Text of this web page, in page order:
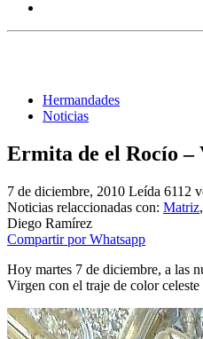
Hermandades
Noticias
Ermita de el Rocío –
7 de diciembre, 2010 Leída 6112
Noticias relaccionadas con: Matriz,
Diego Ramírez
Compartir por Whatsapp
Hoy martes 7 de diciembre, a las
Virgen con el traje de color